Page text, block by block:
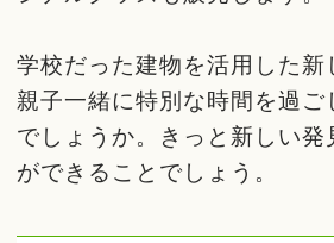
学校だった建物を活用した新
親子一緒に特別な時間を過ご
でしょうか。きっと新しい発
ができることでしょう。